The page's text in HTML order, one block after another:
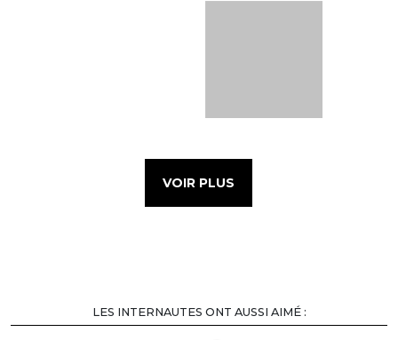
VOIR PLUS
LES INTERNAUTES ONT AUSSI AIMÉ :